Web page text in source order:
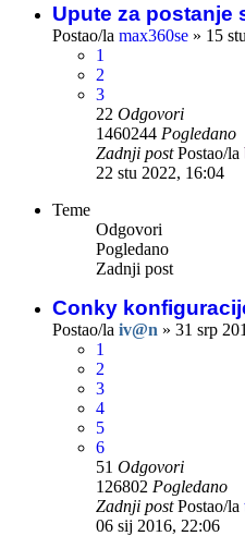
Upute za postanje
Postao/la max360se » 15
1
2
3
22 Odgovori
1460244 Pogledano
Zadnji postPostao/la
22 stu 2022, 16:04
Teme
Odgovori
Pogledano
Zadnji post
Conky
Postao/la iv@n » 31 srp
1
2
3
4
5
6
51 Odgovori
126802 Pogledano
Zadnji postPostao/la
06 sij 2016, 22:06